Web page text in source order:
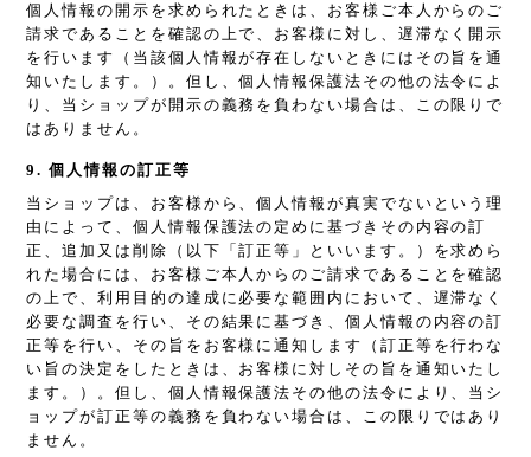
個人情報の開示を求められたときは、お客様ご本人からのご
請求であることを確認の上で、お客様に対し、遅滞なく開示
を行います（当該個人情報が存在しないときにはその旨を通
知いたします。）。但し、個人情報保護法その他の法令によ
り、当ショップが開示の義務を負わない場合は、この限りで
はありません。
9. 個人情報の訂正等
当ショップは、お客様から、個人情報が真実でないという理
由によって、個人情報保護法の定めに基づきその内容の訂
正、追加又は削除（以下「訂正等」といいます。）を求めら
れた場合には、お客様ご本人からのご請求であることを確認
の上で、利用目的の達成に必要な範囲内において、遅滞なく
必要な調査を行い、その結果に基づき、個人情報の内容の訂
正等を行い、その旨をお客様に通知します（訂正等を行わな
い旨の決定をしたときは、お客様に対しその旨を通知いたし
ます。）。但し、個人情報保護法その他の法令により、当シ
ョップが訂正等の義務を負わない場合は、この限りではあり
ません。